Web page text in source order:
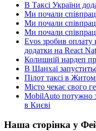
В Таксі України
Ми почали
Ми почали
Ми почали
Evos зробив
додатки на React
Колишній нардеп
В Шанхаї
Пілот таксі в
Місто чекає свого
MobilAuto потужно
в Києві
Наша сторінка у